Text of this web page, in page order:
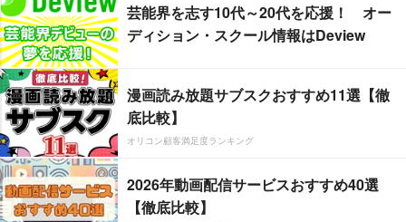
芸能界を志す10代～20代を応援！ オー
ディション・スクール情報はDeview
漫画読み放題サブスクおすすめ11選【徹
底比較】
オリコン顧客満足度ランキング
2026年動画配信サービスおすすめ40選
【徹底比較】